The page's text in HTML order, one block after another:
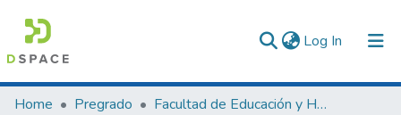
Log In (current)
Communities & Collections
Home Pregrado
Facultad de Educación y Humanidades